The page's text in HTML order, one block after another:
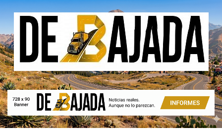
Saltar
contenido
De
Bajada
Noticias
Aunque
parezcan.